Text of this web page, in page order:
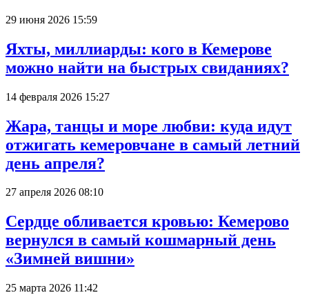
29 июня 2026 15:59
Яхты, миллиарды: кого в Кемерове
можно найти на быстрых свиданиях?
14 февраля 2026 15:27
Жара, танцы и море любви: куда идут
отжигать кемеровчане в самый летний
день апреля?
27 апреля 2026 08:10
Сердце обливается кровью: Кемерово
вернулся в самый кошмарный день
«Зимней вишни»
25 марта 2026 11:42